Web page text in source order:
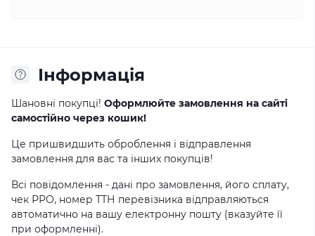
Інформація
Шановні покупці! Оформлюйте замовлення на сайті
самостійно через кошик!
Це пришвидшить оброблення і відправлення
замовлення для вас та інших покупців!
Всі повідомлення - дані про замовлення, його сплату,
чек РРО, номер ТТН перевізника відправляються
автоматично на вашу електронну пошту (вказуйте її
при оформленні).